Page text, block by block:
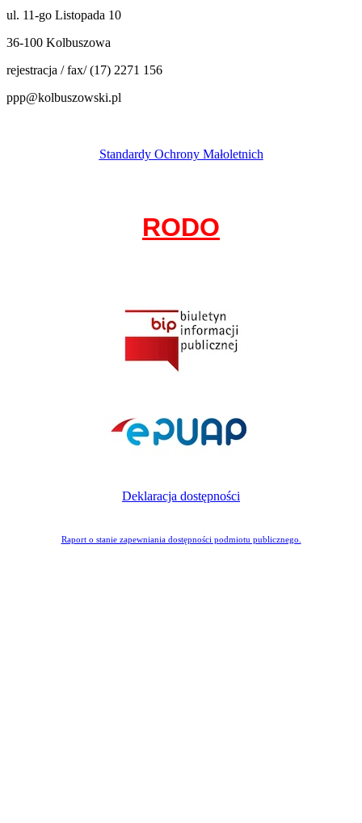
ul. 11-go Listopada 10
36-100 Kolbuszowa
rejestracja / fax/ (17) 2271 156
ppp@kolbuszowski.pl
Standardy Ochrony Małoletnich
RODO
Deklaracja dostępności
Raport o stanie zapewniania dostępności podmiotu publicznego.